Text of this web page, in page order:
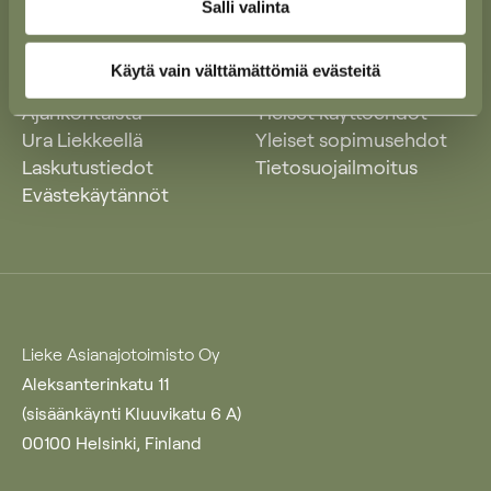
Salli valinta
Käytä vain välttämättömiä evästeitä
Ajankohtaista
Ura Liekkeellä
Laskutustiedot
Evästekäytännöt
Yleiset käyttöehdot
Yleiset sopimusehdot
Tietosuojailmoitus
Lieke Asianajotoimisto Oy
Aleksanterinkatu 11
(sisäänkäynti Kluuvikatu 6 A)
00100 Helsinki, Finland